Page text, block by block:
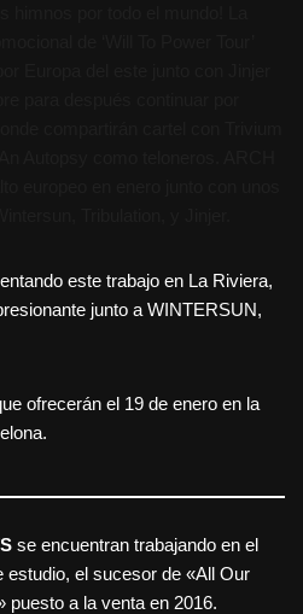
este trabajo en La Riviera,
junto a WINTERSUN,
ofrecerán el 19 de enero en la
se encuentran trabajando en el
estudio, el sucesor de «All Our
puesto a la venta en 2016.